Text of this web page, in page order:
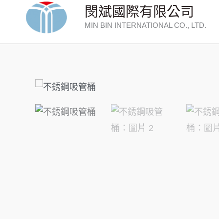
閔斌國際有限公司
MIN BIN INTERNATIONAL CO., LTD.